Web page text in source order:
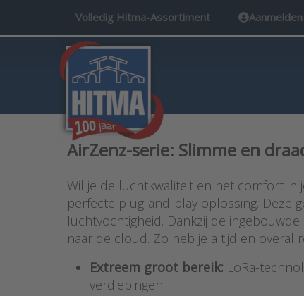
Volledig Hitma-Assortiment Aanmelden
AirZenz-serie: Slimme en
Wil je de luchtkwaliteit en het comfort in
perfecte plug-and-play oplossing. Deze
luchtvochtigheid. Dankzij de
naar de cloud. Zo heb je altijd en overal
Extreem groot bereik: LoRa-
verdiepingen.